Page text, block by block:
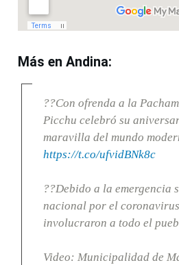
Más en Andina:
??Con ofrenda a la
Picchu celebró su
maravilla del mundo
https://t.co/ufvidBNk8c
??Debido a la emergencia
nacional por el
involucraron a todo el
Video: Municipalidad de